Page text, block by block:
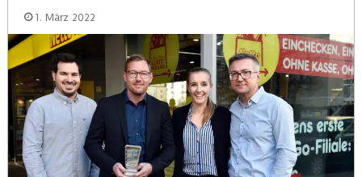
1. März 2022